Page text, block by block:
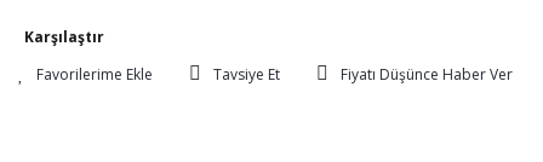
Karşılaştır
Tavsiye Et
Fiyatı Düşünce Haber Ver